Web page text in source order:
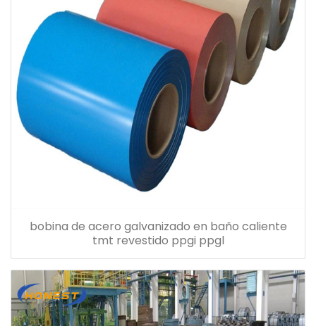
bobina de acero galvanizado en baño caliente
tmt revestido ppgi ppgl